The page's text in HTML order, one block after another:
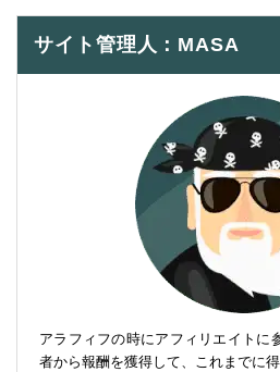
サイト管理人：MASA
アラフィフの時にアフィリエイトに
者から報酬を獲得して、これまでに